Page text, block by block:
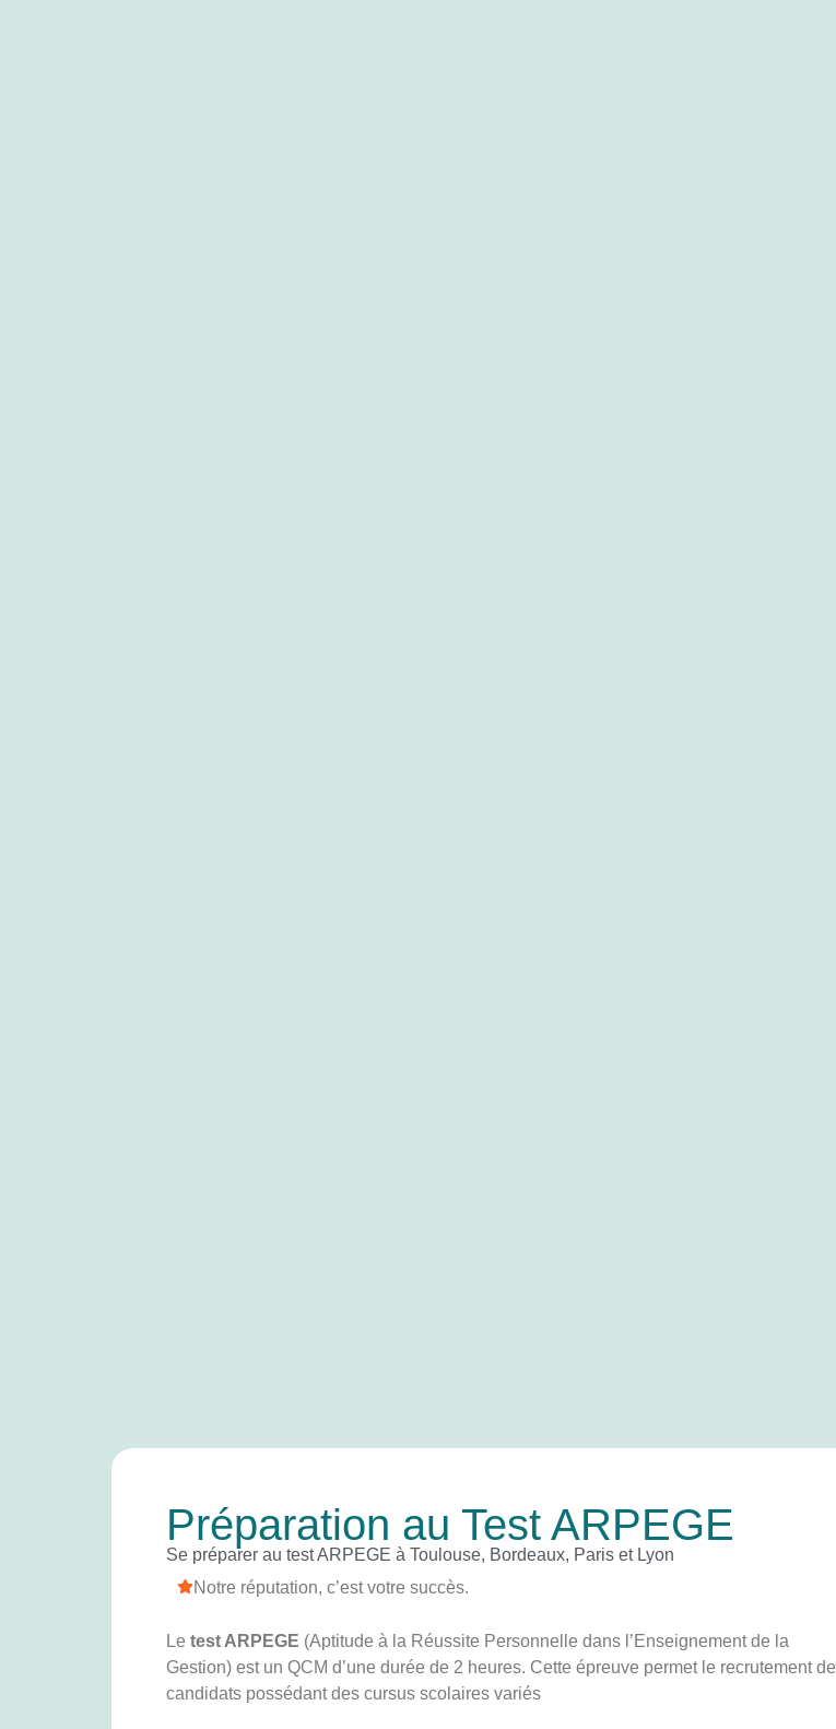
Préparation au Test ARPEGE
Se préparer au test ARPEGE à Toulouse, Bordeaux, Paris et Lyon
Notre réputation, c’est votre succès.
Le test ARPEGE (Aptitude à la Réussite Personnelle dans l’Enseignement de la
Gestion) est un QCM d’une durée de 2 heures. Cette épreuve permet le recrutement de
candidats possédant des cursus scolaires variés